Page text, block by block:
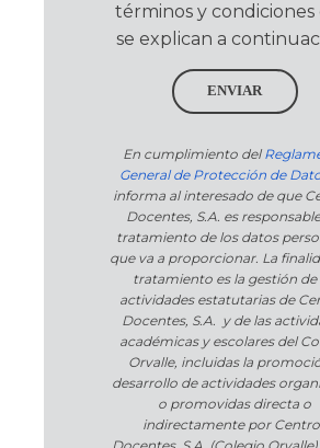
términos y condiciones
se explican a
ENVIAR
En cumplimiento del
General de Protección de
informa al interesado de que
Docentes, S.A. es
tratamiento de los datos
que va a proporcionar. La
tratamiento es la gestión de
actividades estatutarias de
Docentes, S.A. y de las
académicas y escolares del
Orvalle, incluidas la
desarrollo de actividades
o promovidas directa o
indirectamente por